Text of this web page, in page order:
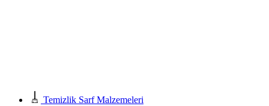
Temizlik Sarf Malzemeleri